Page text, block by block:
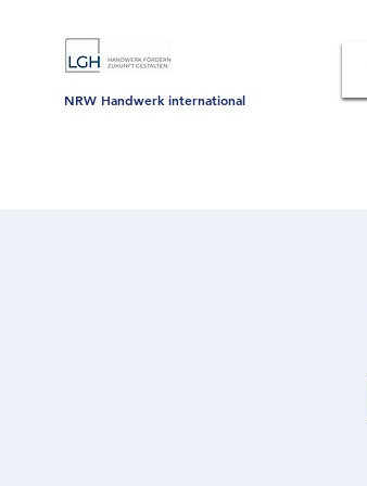
NRW Handwerk international